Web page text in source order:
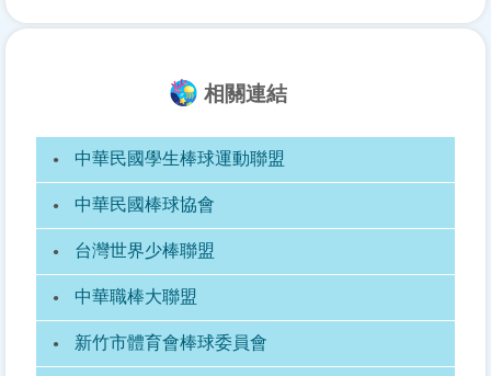
相關連結
中華民國學生棒球運動聯盟
中華民國棒球協會
台灣世界少棒聯盟
中華職棒大聯盟
新竹市體育會棒球委員會